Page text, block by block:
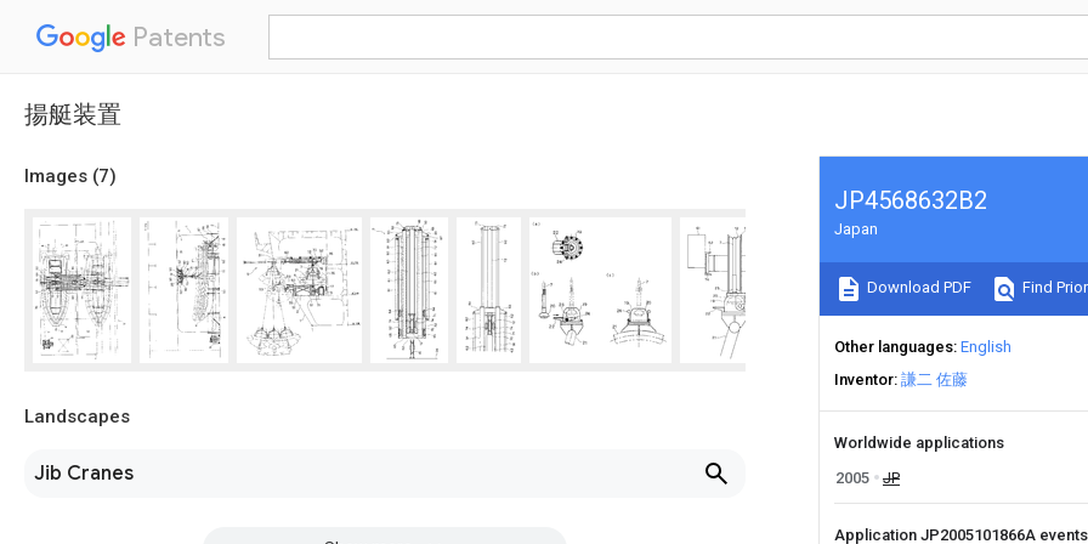
Patents
揚艇装置
Images (7)
Landscapes
Jib Cranes
JP4568632B2
Japan
Download PDF Find
Other languages English
Inventor 謙二 佐藤
Worldwide applications
2005
JP
Application JP2005101866A events